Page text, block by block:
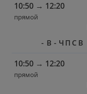
10:50 → 12:20
прямой
- В - Ч П С В
10:50 → 12:20
прямой